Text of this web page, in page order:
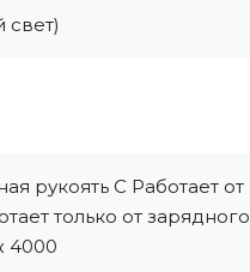
свет)
рукоять С Работает от
только от зарядного
4000